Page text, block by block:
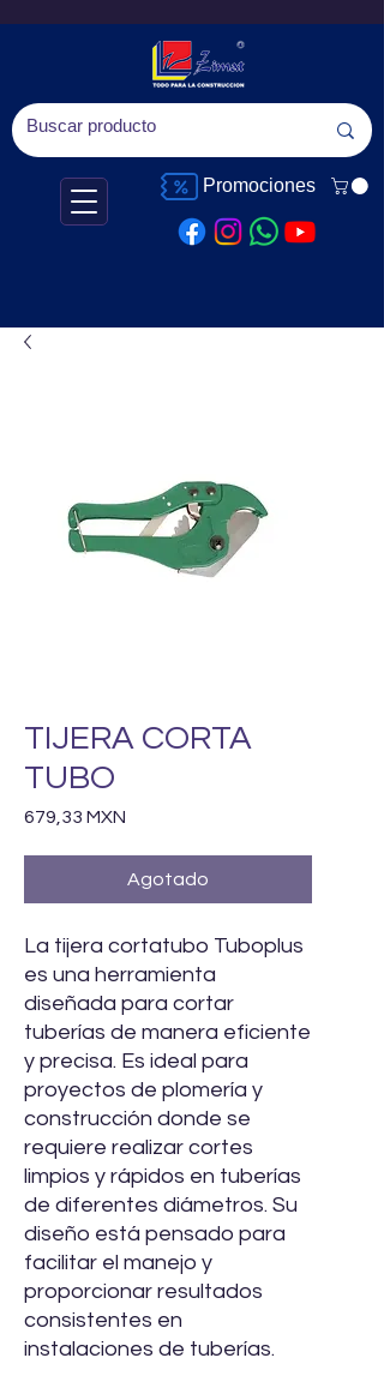
Promociones
TIJERA CORTA
TUBO
679,33 MXN
Agotado
La tijera cortatubo Tuboplus
es una herramienta
diseñada para cortar
tuberías de manera eficiente
y precisa. Es ideal para
proyectos de plomería y
construcción donde se
requiere realizar cortes
limpios y rápidos en tuberías
de diferentes diámetros. Su
diseño está pensado para
facilitar el manejo y
proporcionar resultados
consistentes en
instalaciones de tuberías.